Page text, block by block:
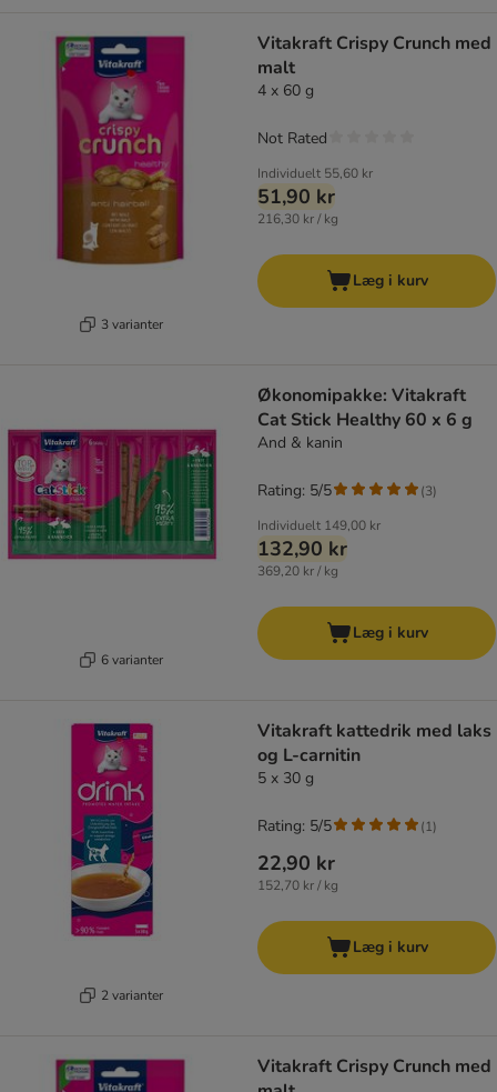
3 varianter
Vitakraft Crispy Crunch med
malt
4 x 60 g
Individuelt 55,60 kr
51,90 kr
216,30 kr / kg
Not Rated
Læg i kurv
6 varianter
Økonomipakke: Vitakraft
Cat Stick Healthy 60 x 6 g
And & kanin
Individuelt 149,00 kr
132,90 kr
369,20 kr / kg
Rating: 5/5 (3)
Læg i kurv
2 varianter
Vitakraft kattedrik med laks
og L-carnitin
5 x 30 g
22,90 kr
152,70 kr / kg
Rating: 5/5 (1)
Læg i kurv
Vitakraft Crispy Crunch med